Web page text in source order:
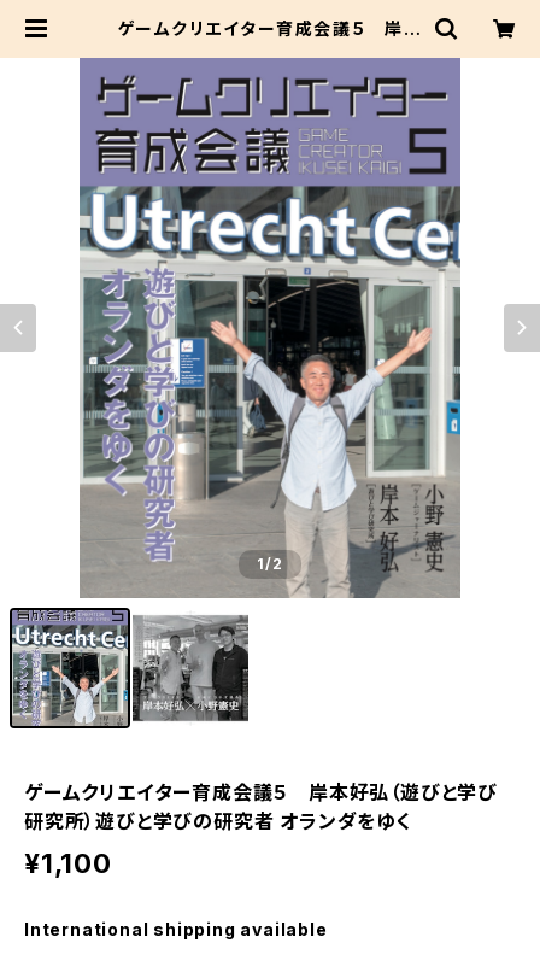
ゲームクリエイター育成会議５ 岸本
ギショップ #聖地巡礼 #アニメツーリ
ズム
1/2
ゲームクリエイター育成会議５ 岸本好弘（遊びと学び
研究所）遊びと学びの研究者 オランダをゆく
¥1,100
International shipping available